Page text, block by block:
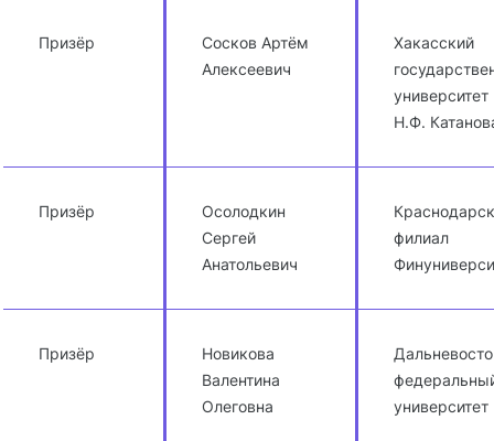
Призёр
Сосков Артём
Алексеевич
Хакасский
Н.Ф.
Призёр
Осолодкин
Сергей
Анатольевич
филиал
Призёр
Новикова
Валентина
Олеговна
университет